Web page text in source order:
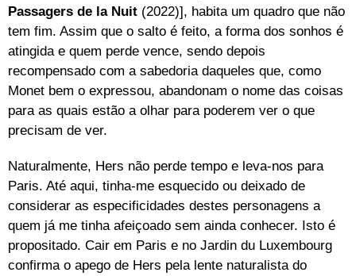
Passagers de la Nuit (2022)], habita um quadro que não
tem fim. Assim que o salto é feito, a forma dos sonhos é
atingida e quem perde vence, sendo depois
recompensado com a sabedoria daqueles que, como
Monet bem o expressou, abandonam o nome das coisas
para as quais estão a olhar para poderem ver o que
precisam de ver.
Naturalmente, Hers não perde tempo e leva-nos para
Paris. Até aqui, tinha-me esquecido ou deixado de
considerar as especificidades destes personagens a
quem já me tinha afeiçoado sem ainda conhecer. Isto é
propositado. Cair em Paris e no Jardin du Luxembourg
confirma o apego de Hers pela lente naturalista do